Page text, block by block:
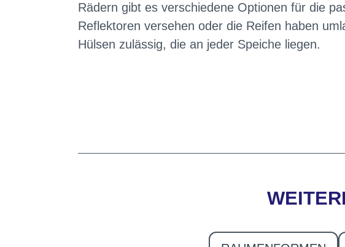
Rädern gibt es verschiedene Optionen für die
Reflektoren versehen oder die Reifen haben
Hülsen zulässig, die an jeder Speiche liegen.